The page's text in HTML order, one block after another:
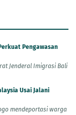
Pengawasan
Jenderal Imigrasi Bali
Usai Jalani
mendeportasi warga